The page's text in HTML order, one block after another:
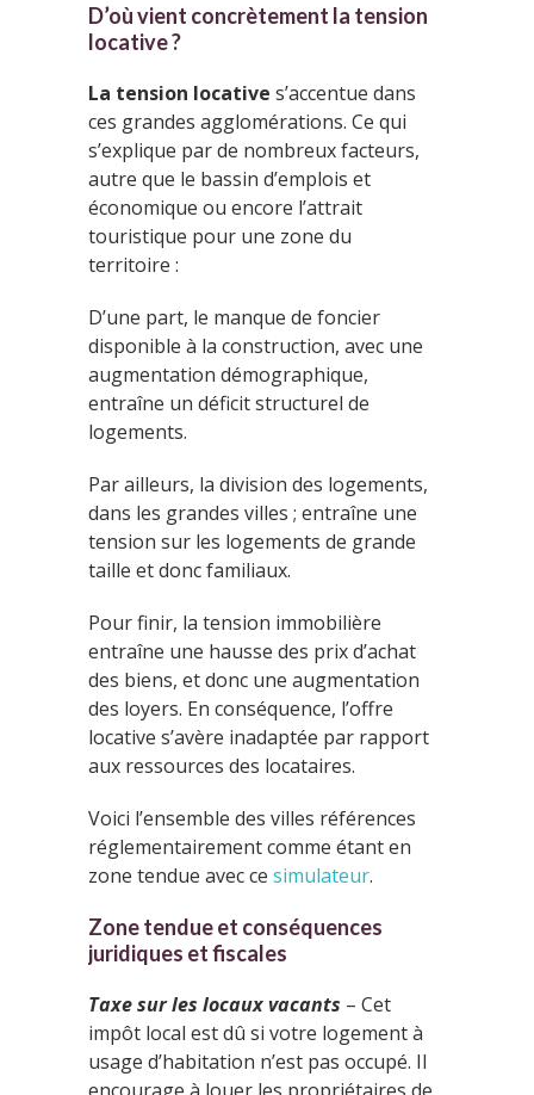
D’où vient concrètement la tension
locative ?
La tension locative s’accentue dans
ces grandes agglomérations. Ce qui
s’explique par de nombreux facteurs,
autre que le bassin d’emplois et
économique ou encore l’attrait
touristique pour une zone du
territoire :
D’une part, le manque de foncier
disponible à la construction, avec une
augmentation démographique,
entraîne un déficit structurel de
logements.
Par ailleurs, la division des logements,
dans les grandes villes ; entraîne une
tension sur les logements de grande
taille et donc familiaux.
Pour finir, la tension immobilière
entraîne une hausse des prix d’achat
des biens, et donc une augmentation
des loyers. En conséquence, l’offre
locative s’avère inadaptée par rapport
aux ressources des locataires.
Voici l’ensemble des villes références
réglementairement comme étant en
zone tendue avec ce simulateur.
Zone tendue et conséquences
juridiques et fiscales
Taxe sur les locaux vacants – Cet
impôt local est dû si votre logement à
usage d’habitation n’est pas occupé. Il